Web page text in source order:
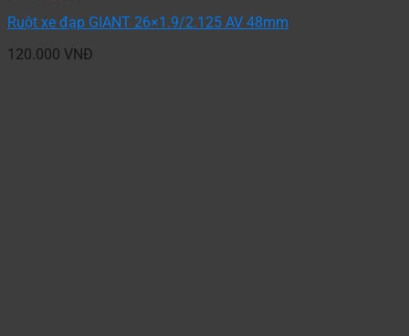
Ruột xe đạp GIANT 26×1.9/2.125 AV 48mm
120.000 VNĐ